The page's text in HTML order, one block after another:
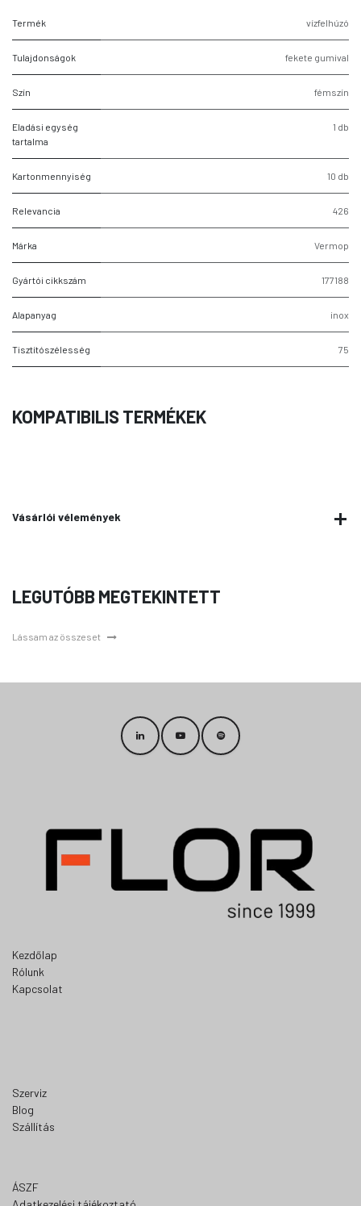
Termék vízfelhúzó
Tulajdonságok fekete gumival
Szín fémszín
Eladási egység
tartalma
1 db
Kartonmennyiség 10 db
Relevancia 426
Márka Vermop
Gyártói cikkszám 177188
Alapanyag inox
Tisztítószélesség 75
KOMPATIBILIS TERMÉKEK
Vásárlói vélemények
LEGUTÓBB MEGTEKINTETT
Lássam az összeset
Kezdőlap
Rólunk
Kapcsolat
Szerviz
Blog
Szállítás
ÁSZF